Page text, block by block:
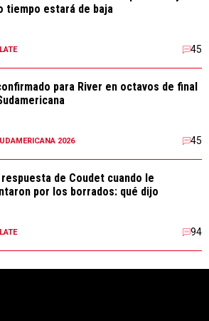
tiempo estará de baja
45
para River en octavos de final
2026 45
respuesta de Coudet cuando le
por los borrados: qué dijo
94